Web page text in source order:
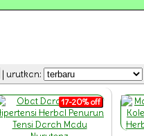
| urutkan:
17-20% off